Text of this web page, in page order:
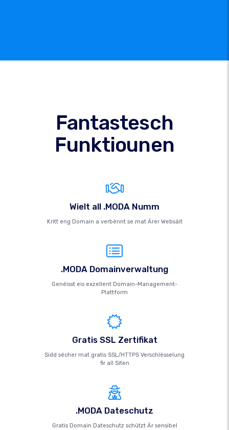
Fantastesch
Funktiounen
Wielt all .MODA Numm
Kritt eng Domain a verbënnt se mat Ärer Websäit
.MODA Domainverwaltung
Genéisst eis exzellent Domain-Management-
Plattform
Gratis SSL Zertifikat
Sidd sécher mat gratis SSL/HTTPS Verschlësselung
fir all Siten
.MODA Dateschutz
Gratis Domain Dateschutz schützt Är sensibel